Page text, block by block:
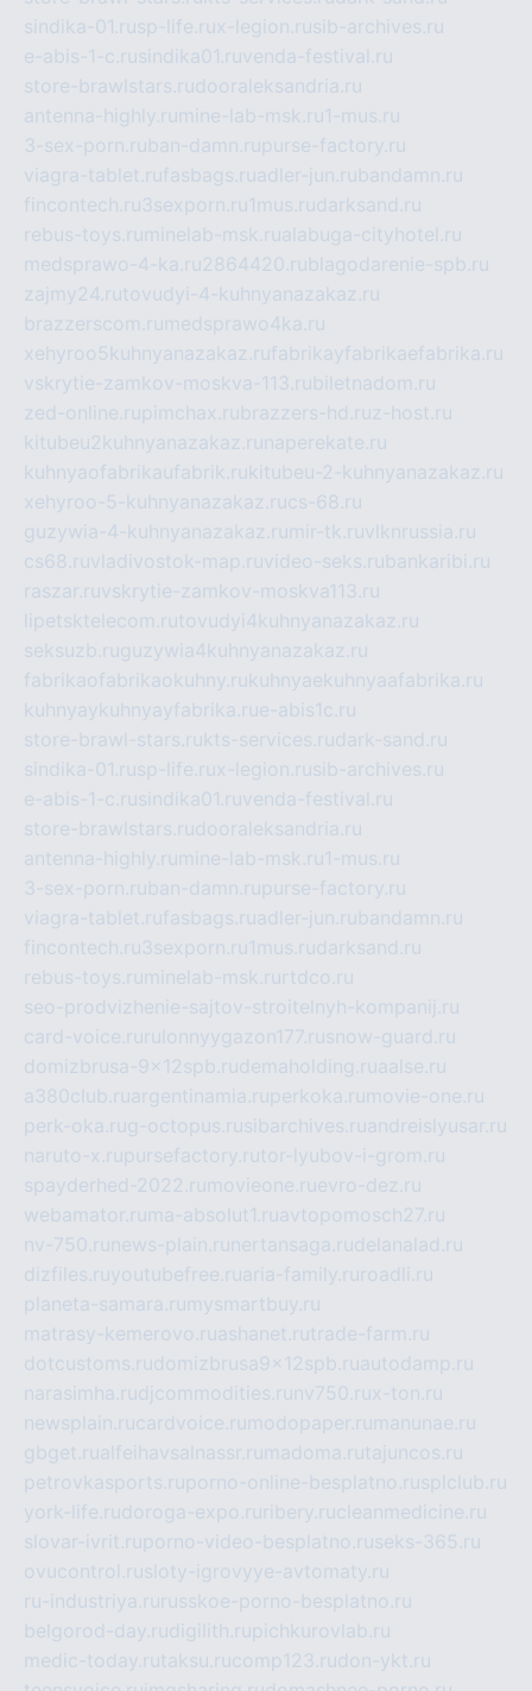
sindika-01.rusp-life.rux-legion.rusib-archives.ru
e-abis-1-c.rusindika01.ruvenda-festival.ru
store-brawlstars.rudooraleksandria.ru
antenna-highly.ru mine-lab-msk.ru1-mus.ru
3-sex-porn.ruban-damn.rupurse-factory.ru
viagra-tablet.rufasbags.ruadler-jun.rubandamn.ru
fincontech.ru3sexporn.ru1mus.rudarksand.ru
rebus-toys.ru minelab-msk.rualabuga-cityhotel.ru
medsprawo-4-ka.ru2864420.rublagodarenie-spb.ru
zajmy24.rutovudyi-4-kuhnyanazakaz.ru
brazzerscom.ru medsprawo4ka.ru
xehyroo5kuhnyanazakaz.rufabrikayfabrikaefabrika.ru
vskrytie-zamkov-moskva-113.rubiletnadom.ru
zed-online.rupimchax.rubrazzers-hd.ruz-host.ru
kitubeu2kuhnyanazakaz.ru naperekate.ru
kuhnyaofabrikaufabrik.rukitubeu-2-kuhnyanazakaz.ru
xehyroo-5-kuhnyanazakaz.rucs-68.ru
guzywia-4-kuhnyanazakaz.ru mir-tk.ruvlknrussia.ru
cs68.ruvladivostok-map.ruvideo-seks.rubankaribi.ru
raszar.ruvskrytie-zamkov-moskva113.ru
lipetsktelecom.rutovudyi4kuhnyanazakaz.ru
seksuzb.ruguzywia4kuhnyanazakaz.ru
fabrikaofabrikaokuhny.rukuhnyaekuhnyaafabrika.ru
kuhnyaykuhnyayfabrika.rue-abis1c.ru
store-brawl-stars.rukts-services.rudark-sand.ru
sindika-01.rusp-life.rux-legion.rusib-archives.ru
e-abis-1-c.rusindika01.ruvenda-festival.ru
store-brawlstars.rudooraleksandria.ru
antenna-highly.ru mine-lab-msk.ru1-mus.ru
3-sex-porn.ruban-damn.rupurse-factory.ru
viagra-tablet.rufasbags.ruadler-jun.rubandamn.ru
fincontech.ru3sexporn.ru1mus.rudarksand.ru
rebus-toys.ru minelab-msk.ru rtdco.ru
seo-prodvizhenie-sajtov-stroitelnyh-kompanij.ru
card-voice.ru rulonnyygazon177.rusnow-guard.ru
domizbrusa-9x12spb.rudemaholding.ruaalse.ru
a380club.ruargentinamia.ruperkoka.ru movie-one.ru
perk-oka.rug-octopus.rusibarchives.ruandreislyusar.ru
naruto-x.rupursefactory.rutor-lyubov-i-grom.ru
spayderhed-2022.ru movieone.ruevro-dez.ru
webamator.ru ma-absolut1.ruavtopomosch27.ru
nv-750.ru news-plain.ru nertansaga.rudelanalad.ru
dizfiles.ruyoutubefree.ruaria-family.ru roadli.ru
planeta-samara.ru mysmartbuy.ru
matrasy-kemerovo.ruashanet.rutrade-farm.ru
dotcustoms.rudomizbrusa9x12spb.ruautodamp.ru
narasimha.rudjcommodities.ru nv750.rux-ton.ru
newsplain.rucardvoice.ru modopaper.ru manunae.ru
gbget.rualfeihavsalnassr.ru madoma.rutajuncos.ru
petrovkasports.ruporno-online-besplatno.rusplclub.ru
york-life.rudoroga-expo.ru ribery.rucleanmedicine.ru
slovar-ivrit.ruporno-video-besplatno.ruseks-365.ru
ovucontrol.rusloty-igrovyye-avtomaty.ru
ru-industriya.ru russkoe-porno-besplatno.ru
belgorod-day.rudigilith.rupichkurovlab.ru
medic-today.rutaksu.rucomp123.rudon-ykt.ru